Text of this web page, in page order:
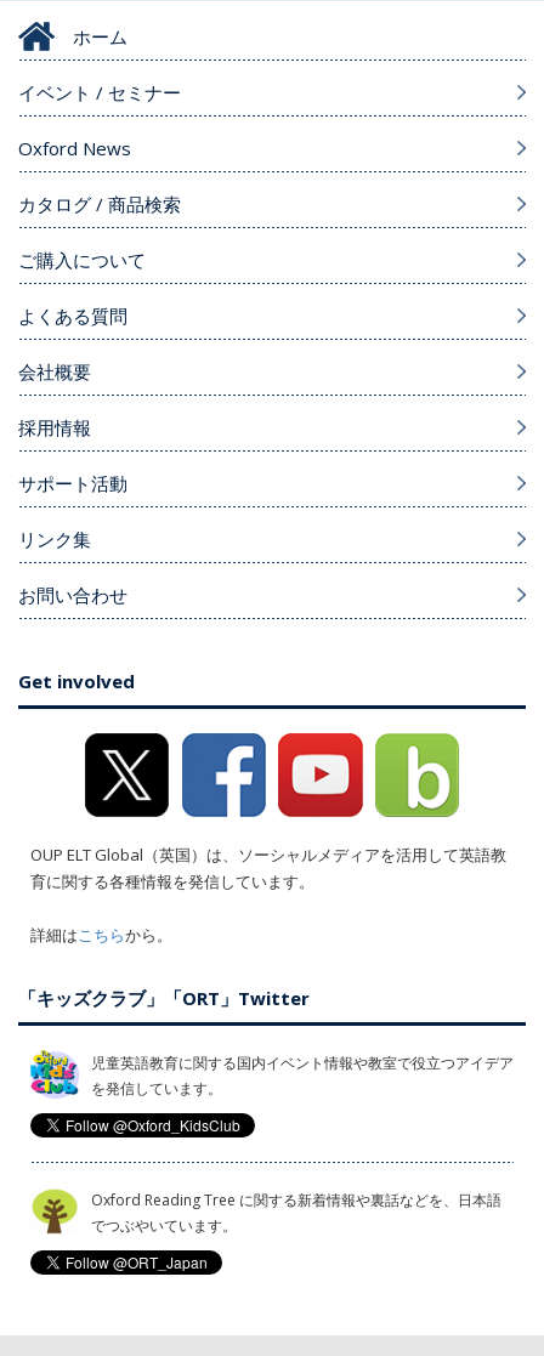
ホーム
イベント / セミナー
Oxford News
カタログ / 商品検索
ご購入について
よくある質問
会社概要
採用情報
サポート活動
リンク集
お問い合わせ
Get involved
OUP ELT Global（英国）は、ソーシャルメディアを活用して英語教
育に関する各種情報を発信しています。
詳細はこちらから。
「キッズクラブ」「ORT」Twitter
児童英語教育に関する国内イベント情報や教室で役立つアイデア
を発信しています。
Oxford Reading Tree に関する新着情報や裏話などを、日本語
でつぶやいています。